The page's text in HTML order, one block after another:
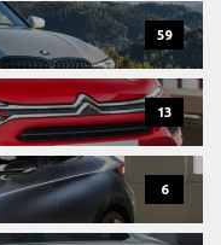
59
13
6